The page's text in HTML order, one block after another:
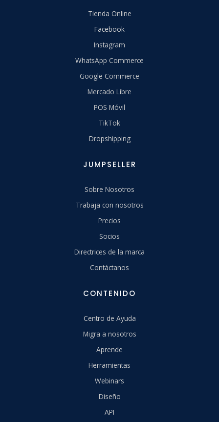
Tienda Online
Facebook
Instagram
WhatsApp Commerce
Google Commerce
Mercado Libre
POS Móvil
TikTok
Dropshipping
JUMPSELLER
Sobre Nosotros
Trabaja con nosotros
Precios
Socios
Directrices de la marca
Contáctanos
CONTENIDO
Centro de Ayuda
Migra a nosotros
Aprende
Herramientas
Webinars
Diseño
API